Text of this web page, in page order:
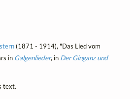
(1871 - 1914), "Das Lied vom
in Galgenlieder, in Der Ginganz und
text.